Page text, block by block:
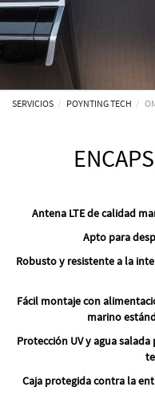
SERVICIOS POYNTING TECH
Antena LTE de calidad
Apto para
Robusto y resistente a la
Fácil montaje con
marino
Protección UV y agua
Caja protegida contra la